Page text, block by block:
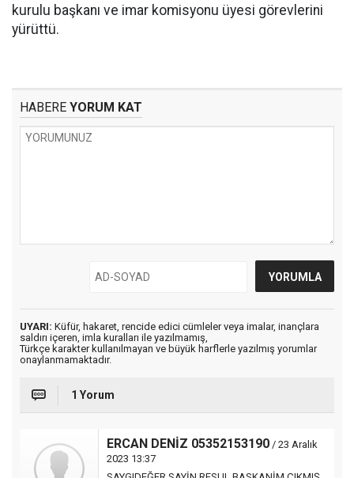
kurulu başkanı ve imar komisyonu üyesi görevlerini
yürüttü.
HABERE YORUM KAT
UYARI: Küfür, hakaret, rencide edici cümleler veya imalar, inançlara
saldırı içeren, imla kuralları ile yazılmamış,
Türkçe karakter kullanılmayan ve büyük harflerle yazılmış yorumlar
onaylanmamaktadır.
1 Yorum
ERCAN DENİZ 05352153190 / 23 Aralık
2023 13:37